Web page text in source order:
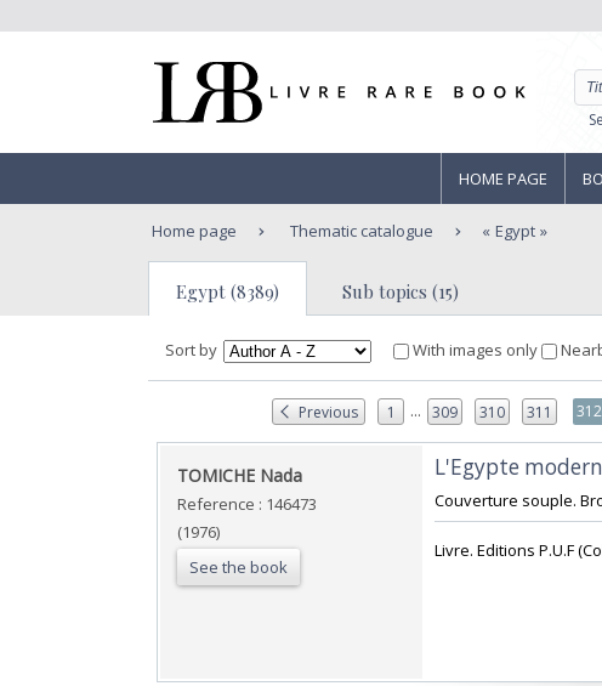
HOME PAGE
Home page Thematic catalogue Egypt
Egypt (8389) Sub topics (15)
Sort by With images only
Previous 1 ... 309 310 311 312
‎TOMICHE Nada ‎
Reference : 146473
(1976)
See the book
‎L'Egypte
‎Couverture souple.
‎Livre. Editions P.U.F